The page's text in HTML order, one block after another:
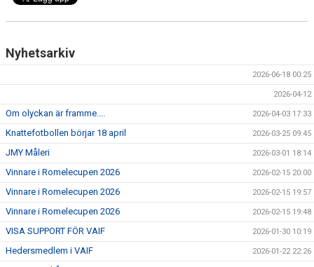
Nyhetsarkiv
2026-06-18 00:25
2026-04-12
Om olyckan är framme.... 2026-04-03 17:33
Knattefotbollen börjar 18 april 2026-03-25 09:45
JMY Måleri 2026-03-01 18:14
Vinnare i Romelecupen 2026 2026-02-15 20:00
Vinnare i Romelecupen 2026 2026-02-15 19:57
Vinnare i Romelecupen 2026 2026-02-15 19:48
VISA SUPPORT FÖR VAIF 2026-01-30 10:19
Hedersmedlem i VAIF 2026-01-22 22:26